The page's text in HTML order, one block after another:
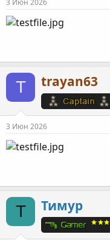
3 Июн 2026
T trayan63
3 Июн 2026
Т Тимур